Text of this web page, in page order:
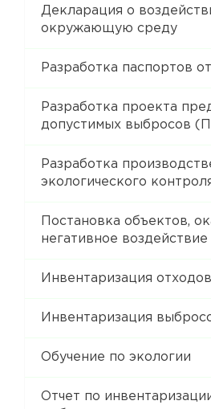
Декларация о
окружающую среду
Разработка паспортов
Разработка проекта
допустимых выбросов
Разработка
экологического
Постановка объектов,
негативное воздействие
Инвентаризация отходов
Инвентаризация
Обучение по экологии
Отчет по